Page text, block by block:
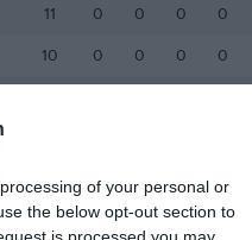
of your personal or
the below opt-out section to
11 0 0 0 0
10 0 0 0 0
kort P Poäng